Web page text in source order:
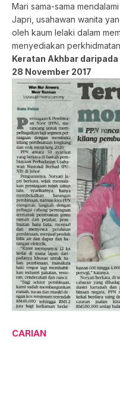
Mari sama-sama
Japri, usahawan wanita
oleh kaum lelaki dalam
menyediakan
Keratan Akhbar daripada
28 November 2017
CARIAN